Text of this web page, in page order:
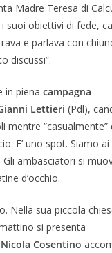
Madre Teresa di
suoi obiettivi di fede,
e parlava con
discussi”.
in piena campagna
Lettieri (Pdl),
mentre “casualmente”
E’ uno spot. Siamo
Gli ambasciatori si
d’occhio.
Nella sua piccola
si presenta
Nicola Cosentino